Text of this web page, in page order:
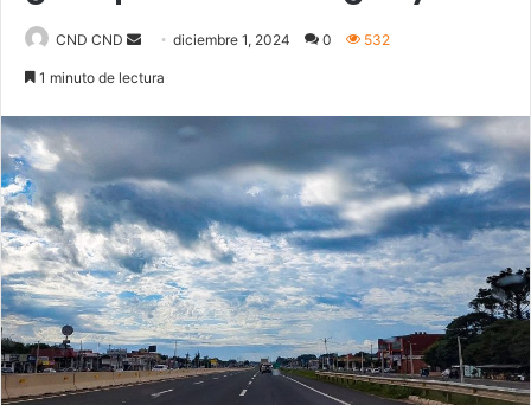
CND CND
Senddiciembre 1, 2024 0 532
1 minuto de lectura